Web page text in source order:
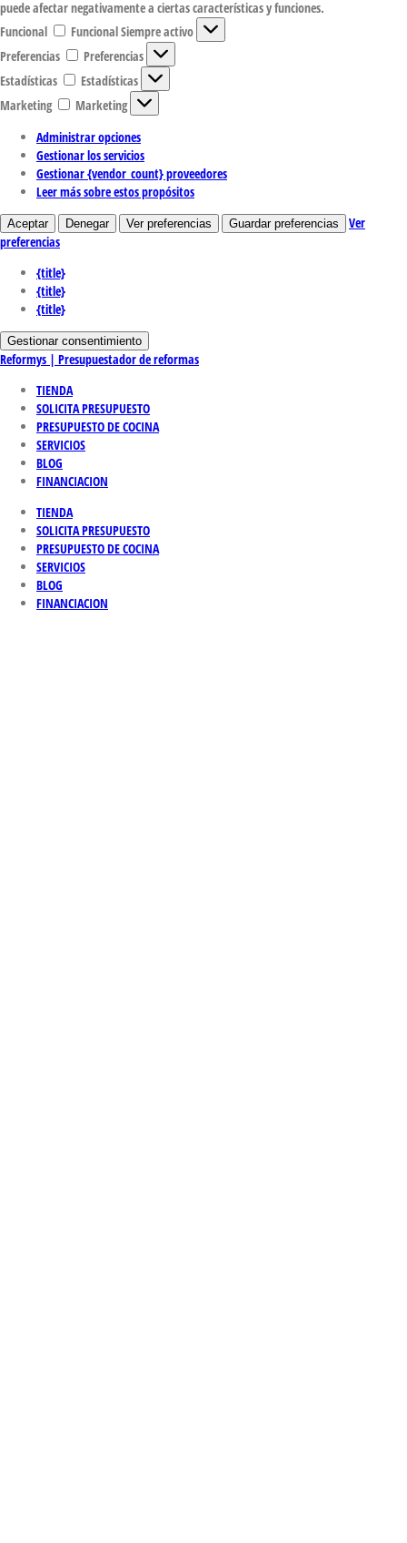
puede afectar negativamente a ciertas características y funciones.
Funcional
FuncionalSiempre activo
Preferencias
Preferencias
Estadísticas
Estadísticas
Marketing
Marketing
Administrar opciones
Gestionar los servicios
Gestionar {vendor_count} proveedores
Leer más sobre estos propósitos
Aceptar Denegar Ver preferencias Guardar preferencias
Ver
preferencias
{title}
{title}
{title}
Gestionar consentimiento
Reformys | Presupuestador de reformas
TIENDA
SOLICITA PRESUPUESTO
PRESUPUESTO DE COCINA
SERVICIOS
BLOG
FINANCIACION
TIENDA
SOLICITA PRESUPUESTO
PRESUPUESTO DE COCINA
SERVICIOS
BLOG
FINANCIACION